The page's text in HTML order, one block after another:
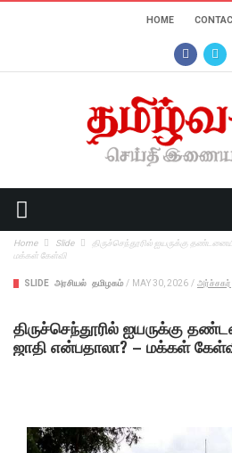
HOME
Home Slide
திருச்செந்தூரில் ஐயருக்கு
மக்கள் கேள்வி
SLIDE அரசியல் தமிழகம் / MAY 30, 2026 / அர்ச்சகர்
திருச்செந்தூரில் ஐயருக்கு
ஜாதி என்பதாலா? – மக்கள்